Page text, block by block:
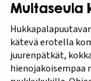
Multaseula
kätevä erotella
juurenpätkät,